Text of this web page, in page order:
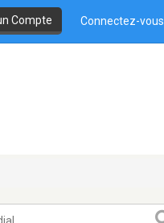
Compte Connectez-vous